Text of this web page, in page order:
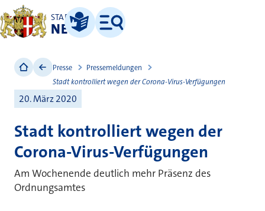
STADT
NEUSS
Leichte Sprache
Menü
Presse
Pressemeldungen
Stadt kontrolliert wegen der Corona-Virus-Verfügungen
20. März 2020
Stadt kontrolliert wegen der
Corona-Virus-Verfügungen
Am Wochenende deutlich mehr Präsenz des
Ordnungsamtes